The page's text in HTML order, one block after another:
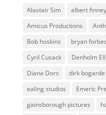
Alastair Sim albert finney
Amicus Productions
Bob hoskins
bryan forbes
Cyril Cusack
Denholm
Diana Dors
dirk bogarde
ealing studios
Emeric
gainsborough pictures